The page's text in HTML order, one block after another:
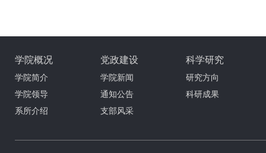
学院概况
学院简介
学院领导
系所介绍
党政建设
学院新闻
通知公告
支部风采
科学研究
研究方向
科研成果